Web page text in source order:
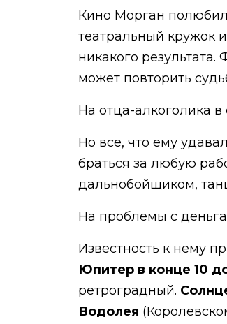
Кино Морган полюбил
театральный кружок
никакого
может повторить
На отца-алкоголика в
Но все, что ему
браться за любую
дальнобойщиком,
На проблемы с
Известность к нему
Юпитер в конце 10
ретроградный.
Водолея